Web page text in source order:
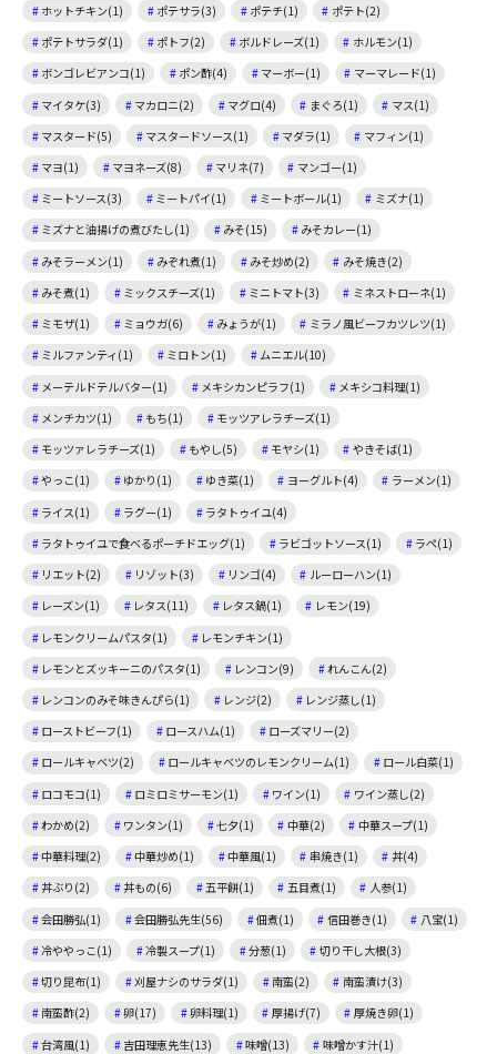
ホットチキン(1)
ポテサラ(3) ポテチ(1)
ポテト(2)
ポテトサラダ(1)
ポトフ(2) ボルドレーズ(1)
ホルモン(1)
ボンゴレビアンコ(1)
ポン酢(4) マーボー(1)
マーマレード(1)
マイタケ(3)
マカロニ(2) マグロ(4) まぐろ(1)
マス(1)
マスタード(5)
マスタードソース(1) マダラ(1)
マフィン(1)
マヨ(1)
マヨネーズ(8) マリネ(7)
マンゴー(1)
ミートソース(3)
ミートパイ(1) ミートボール(1)
ミズナ(1)
ミズナと油揚げの煮びたし(1)
みそ(15)
みそカレー(1)
みそラーメン(1)
みぞれ煮(1) みそ炒め(2)
みそ焼き(2)
みそ煮(1)
ミックスチーズ(1) ミニトマト(3)
ミネストローネ(1)
ミモザ(1)
ミョウガ(6) みょうが(1)
ミラノ風ビーフカツレツ(1)
ミルファンティ(1)
ミロトン(1)
ムニエル(10)
メーテルドテルバター(1)
メキシカンピラフ(1)
メキシコ料理(1)
メンチカツ(1)
もち(1)
モッツアレラチーズ(1)
モッツァレラチーズ(1)
もやし(5) モヤシ(1)
やきそば(1)
やっこ(1)
ゆかり(1) ゆき菜(1) ヨーグルト(4)
ラーメン(1)
ライス(1)
ラグー(1)
ラタトゥイユ(4)
ラタトゥイユで食べるポーチドエッグ(1)
ラビゴットソース(1)
ラペ(1)
リエット(2)
リゾット(3) リンゴ(4)
ルーローハン(1)
レーズン(1)
レタス(11) レタス鍋(1)
レモン(19)
レモンクリームパスタ(1)
レモンチキン(1)
レモンとズッキーニのパスタ(1)
レンコン(9)
れんこん(2)
レンコンのみそ味きんぴら(1)
レンジ(2)
レンジ蒸し(1)
ローストビーフ(1)
ロースハム(1)
ローズマリー(2)
ロールキャベツ(2)
ロールキャベツのレモンクリーム(1)
ロール白菜(1)
ロコモコ(1)
ロミロミサーモン(1) ワイン(1)
ワイン蒸し(2)
わかめ(2)
ワンタン(1) 七夕(1) 中華(2)
中華スープ(1)
中華料理(2)
中華炒め(1) 中華風(1) 串焼き(1)
丼(4)
丼ぶり(2)
丼もの(6) 五平餅(1) 五目煮(1)
人参(1)
会田勝弘(1)
会田勝弘先生(56) 佃煮(1) 信田巻き(1)
八宝(1)
冷ややっこ(1)
冷製スープ(1) 分葱(1)
切り干し大根(3)
切り昆布(1)
刈屋ナシのサラダ(1) 南蛮(2)
南蛮漬け(3)
南蛮酢(2)
卵(17) 卵料理(1) 厚揚げ(7)
厚焼き卵(1)
台湾風(1)
吉田理恵先生(13) 味噌(13)
味噌かす汁(1)